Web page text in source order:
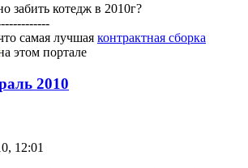
забить котедж в 2010г?
самая лучшая контрактная сборка
этом портале
2010
12:01